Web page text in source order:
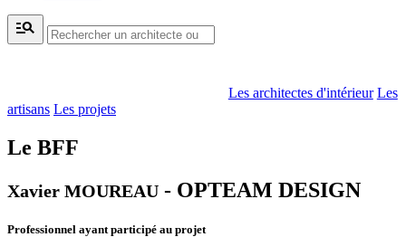
manage_search
Les architectes d'intérieur Les
artisans Les projets
Le BFF
Xavier MOUREAU - OPTEAM DESIGN
Professionnel ayant participé au projet